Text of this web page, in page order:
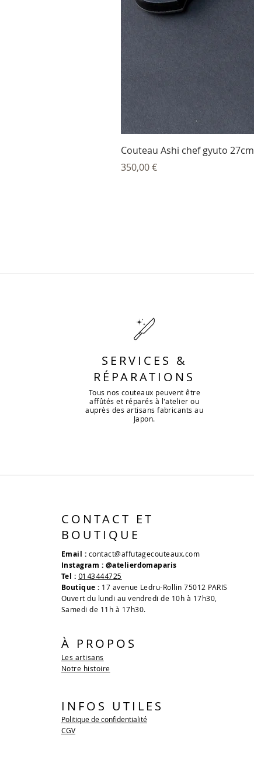
Couteau Ashi chef gyuto 27cm
Prix
350,00 €
SERVICES &
RÉPARATIONS
Tous nos couteaux peuvent être
affûtés et réparés à l'atelier ou
auprès des artisans fabricants au
Japon.
CONTACT ET
BOUTIQUE
Email : contact@affutagecouteaux.com
Instagram : @atelierdomaparis
Tel : 0143444725
Boutique : 17 avenue Ledru-Rollin 75012 PARIS
Ouvert du lundi au vendredi de 10h à 17h30,
Samedi de 11h à 17h30.
À PROPOS
Les artisans
Notre histoire
INFOS UTILES
Politique de confidentialité
CGV